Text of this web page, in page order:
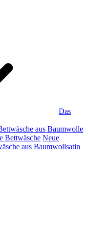
Das
aus Baumwolle
Bettwäsche Neue
aus Baumwollsatin